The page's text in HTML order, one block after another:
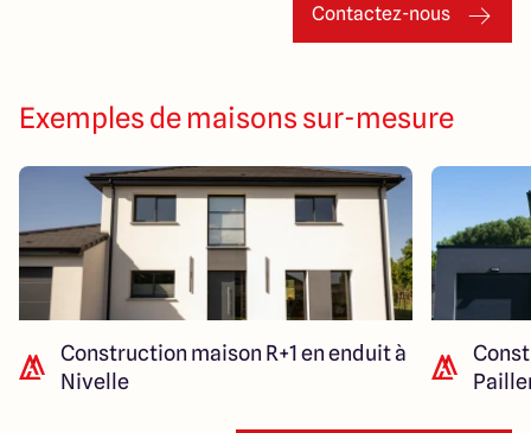
Contactez-nous
Exemples de maisons sur-mesure
Construction maison R+1 en enduit à
Nivelle